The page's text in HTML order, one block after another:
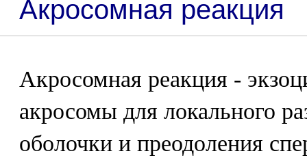
Акросомная реакция
Акросомная реакция -
акросомы для локального
оболочки и преодоления